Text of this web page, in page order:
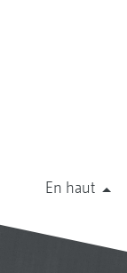
En haut